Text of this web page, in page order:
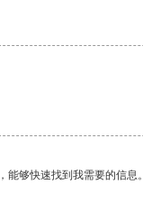
够快速找到我需要的信息。